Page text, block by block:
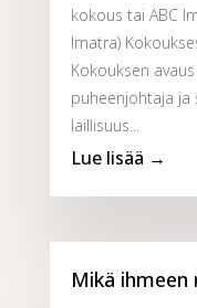
kokous tai ABC
Imatra)
Kokouksen
puheenjohtaja ja
laillisuus...
Mikä